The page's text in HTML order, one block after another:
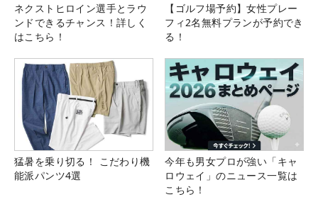
ネクストヒロイン選手とラウ
ンドできるチャンス！詳しく
はこちら！
【ゴルフ場予約】女性プレー
フィ2名無料プランが予約でき
る！
猛暑を乗り切る！ こだわり機
能派パンツ4選
今年も男女プロが強い「キャ
ロウェイ」のニュース一覧は
こちら！